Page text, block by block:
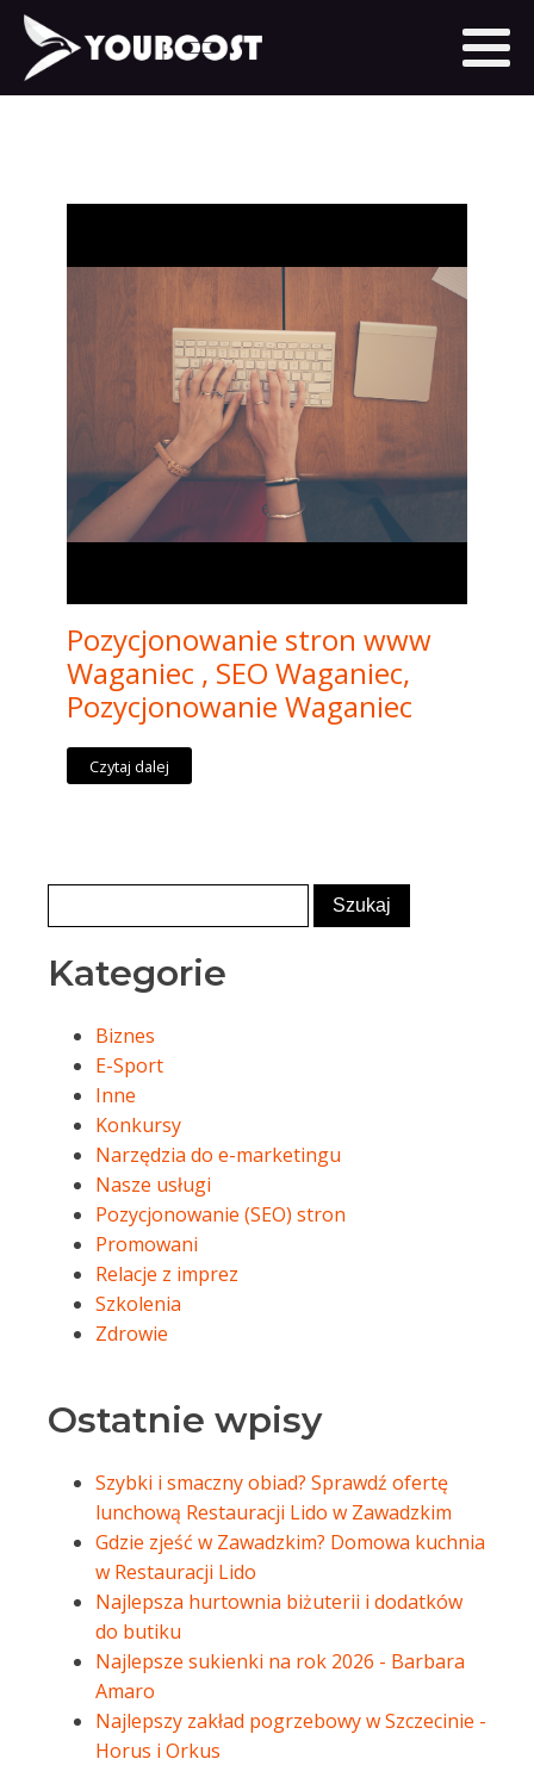
Pozycjonowanie stron www
Waganiec , SEO Waganiec,
Pozycjonowanie Waganiec
Czytaj dalej
Kategorie
Biznes
E-Sport
Inne
Konkursy
Narzędzia do e-marketingu
Nasze usługi
Pozycjonowanie (SEO) stron
Promowani
Relacje z imprez
Szkolenia
Zdrowie
Ostatnie wpisy
Szybki i smaczny obiad? Sprawdź ofertę
lunchową Restauracji Lido w Zawadzkim
Gdzie zjeść w Zawadzkim? Domowa kuchnia
w Restauracji Lido
Najlepsza hurtownia biżuterii i dodatków
do butiku
Najlepsze sukienki na rok 2026 - Barbara
Amaro
Najlepszy zakład pogrzebowy w Szczecinie -
Horus i Orkus